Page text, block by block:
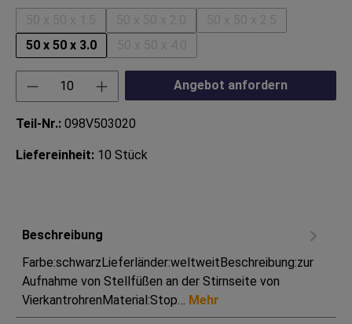
(Diese Option ist zurzeit nicht verfügbar.)
(Diese Option ist zurzeit nicht
(Diese Option ist
50 x 50 x 3.0
(Diese Option ist zurzeit nicht
Produkt Anzahl: Gib den gewünschten
Angebot anfordern
Teil-Nr.: 098V503020
Liefereinheit: 10 Stück
Beschreibung
Farbe:schwarzLieferländer:weltweitBeschreibung:zur
Aufnahme von Stellfüßen an der Stirnseite von
VierkantrohrenMaterial:Stop… Mehr